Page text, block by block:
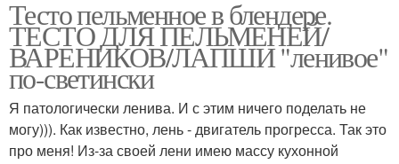
Тесто пельменное в блендере.
ТЕСТО ДЛЯ ПЕЛЬМЕНЕЙ/
ВАРЕНИКОВ/ЛАПШИ "ленивое"
по-светински
Я патологически ленива. И с этим ничего поделать не
могу))). Как известно, лень - двигатель прогресса. Так это
про меня! Из-за своей лени имею массу кухонной